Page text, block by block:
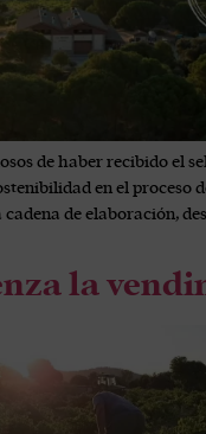
de haber recibido el
en el proceso
de elaboración,
la